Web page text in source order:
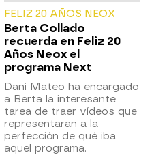
FELIZ 20 AÑOS NEOX
Berta Collado
recuerda en Feliz 20
Años Neox el
programa Next
Dani Mateo ha encargado
a Berta la interesante
tarea de traer vídeos que
representaran a la
perfección de qué iba
aquel programa.